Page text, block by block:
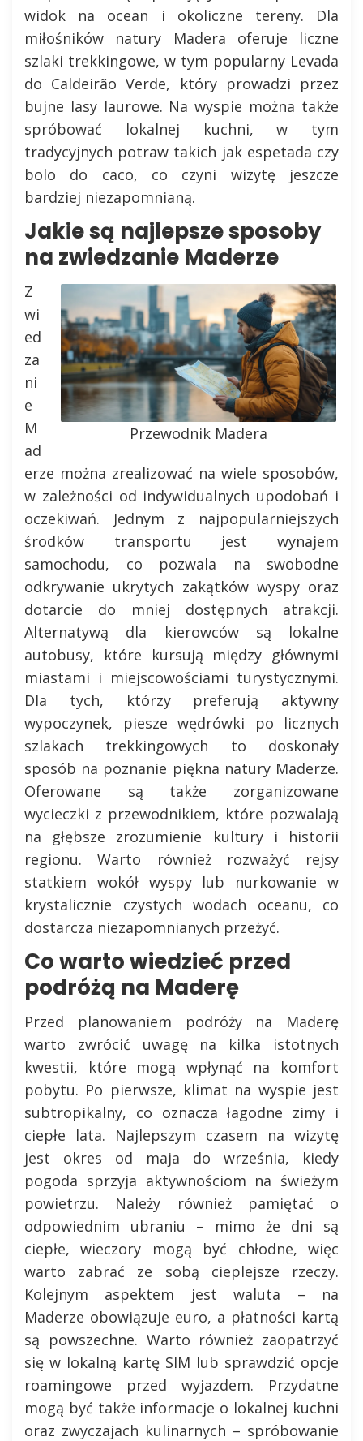
widok na ocean i okoliczne tereny. Dla
miłośników natury Madera oferuje liczne
szlaki trekkingowe, w tym popularny Levada
do Caldeirão Verde, który prowadzi przez
bujne lasy laurowe. Na wyspie można także
spróbować lokalnej kuchni, w tym
tradycyjnych potraw takich jak espetada czy
bolo do caco, co czyni wizytę jeszcze
bardziej niezapomnianą.
Jakie są najlepsze sposoby
na zwiedzanie Maderze
Przewodnik Madera
Z
wi
ed
za
ni
e
M
ad
erze można zrealizować na wiele sposobów,
w zależności od indywidualnych upodobań i
oczekiwań. Jednym z najpopularniejszych
środków transportu jest wynajem
samochodu, co pozwala na swobodne
odkrywanie ukrytych zakątków wyspy oraz
dotarcie do mniej dostępnych atrakcji.
Alternatywą dla kierowców są lokalne
autobusy, które kursują między głównymi
miastami i miejscowościami turystycznymi.
Dla tych, którzy preferują aktywny
wypoczynek, piesze wędrówki po licznych
szlakach trekkingowych to doskonały
sposób na poznanie piękna natury Maderze.
Oferowane są także zorganizowane
wycieczki z przewodnikiem, które pozwalają
na głębsze zrozumienie kultury i historii
regionu. Warto również rozważyć rejsy
statkiem wokół wyspy lub nurkowanie w
krystalicznie czystych wodach oceanu, co
dostarcza niezapomnianych przeżyć.
Co warto wiedzieć przed
podróżą na Maderę
Przed planowaniem podróży na Maderę
warto zwrócić uwagę na kilka istotnych
kwestii, które mogą wpłynąć na komfort
pobytu. Po pierwsze, klimat na wyspie jest
subtropikalny, co oznacza łagodne zimy i
ciepłe lata. Najlepszym czasem na wizytę
jest okres od maja do września, kiedy
pogoda sprzyja aktywnościom na świeżym
powietrzu. Należy również pamiętać o
odpowiednim ubraniu – mimo że dni są
ciepłe, wieczory mogą być chłodne, więc
warto zabrać ze sobą cieplejsze rzeczy.
Kolejnym aspektem jest waluta – na
Maderze obowiązuje euro, a płatności kartą
są powszechne. Warto również zaopatrzyć
się w lokalną kartę SIM lub sprawdzić opcje
roamingowe przed wyjazdem. Przydatne
mogą być także informacje o lokalnej kuchni
oraz zwyczajach kulinarnych – spróbowanie